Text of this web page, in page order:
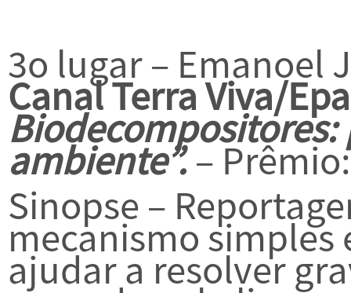
3o lugar – Emanoel
Canal Terra Viva/
ambiente”.–
Sinopse –
mecanismo simples
ajudar a resolver